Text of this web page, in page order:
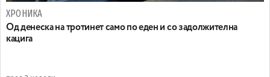
ХРОНИКА
Oд денеска на тротинет само по еден и со задолжителна
кацига